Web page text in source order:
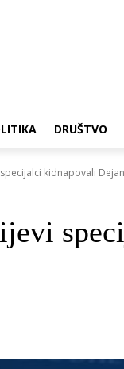
DRUŠTVO
kidnapovali